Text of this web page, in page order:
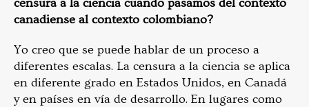
censura a la ciencia cuando pasamos del contexto
canadiense al contexto colombiano?
Yo creo que se puede hablar de un proceso a
diferentes escalas. La censura a la ciencia se aplica
en diferente grado en Estados Unidos, en Canadá
y en países en vía de desarrollo. En lugares como